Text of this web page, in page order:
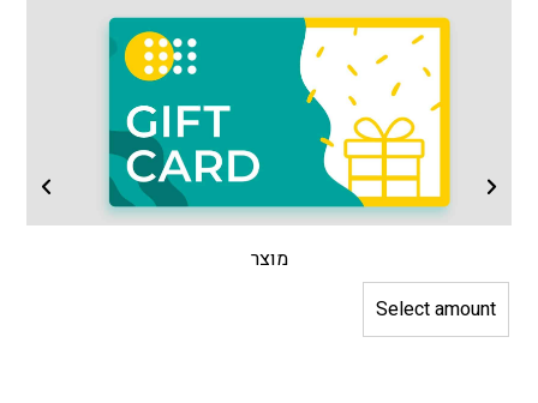
מוצר
Select amount